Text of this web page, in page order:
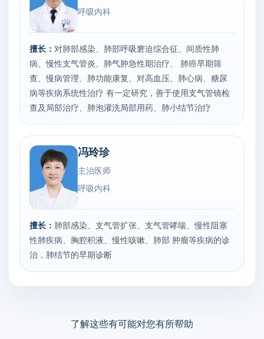
呼吸内科
擅长： 对肺部感染、肺部呼吸窘迫综合征、间质性肺
病、慢性支气管炎、肺气肿急性期治疗、 肺癌早期筛
查、慢病管理、肺功能康复、对高血压、肺心病、糖尿
病等疾病系统性治疗 有一定研究，善于使用支气管镜检
查及局部治疗、肺泡灌洗局部用药、肺小结节治疗
冯玲珍
主治医师
呼吸内科
擅长： 肺部感染、支气管扩张、支气管哮喘、慢性阻塞
性肺疾病、胸腔积液、慢性咳嗽、肺部 肿瘤等疾病的诊
治，肺结节的早期诊断
了解这些有可能对您有所帮助